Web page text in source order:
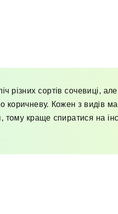
різних сортів сочевиці,
коричневу. Кожен з видів
тому краще спиратися на